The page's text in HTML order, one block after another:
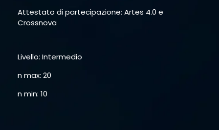
Attestato di partecipazione: Artes 4.0 e
Crossnova
Livello: Intermedio
n max: 20
n min: 10